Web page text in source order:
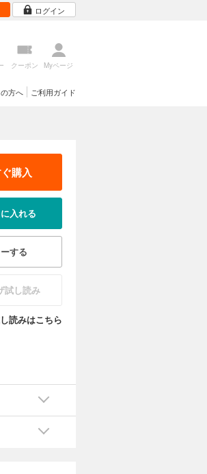
ログイン
クーポン Myページ
ご利用ガイド
方へ
購入
入れる
する
試し読み
読みはこちら